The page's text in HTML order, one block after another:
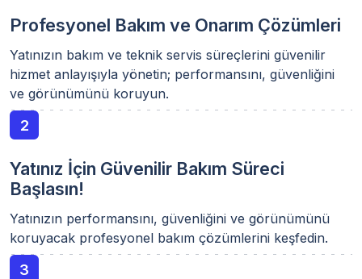
Profesyonel Bakım ve Onarım Çözümleri
Yatınızın bakım ve teknik servis süreçlerini güvenilir
hizmet anlayışıyla yönetin; performansını, güvenliğini
ve görünümünü koruyun.
2
Yatınız İçin Güvenilir Bakım Süreci
Başlasın!
Yatınızın performansını, güvenliğini ve görünümünü
koruyacak profesyonel bakım çözümlerini keşfedin.
3